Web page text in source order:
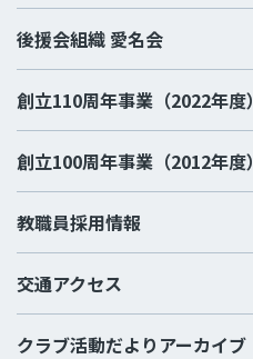
後援会組織 愛名会
創立110周年事業（2022年度）
創立100周年事業（2012年度）
教職員採用情報
交通アクセス
クラブ活動だよりアーカイブ